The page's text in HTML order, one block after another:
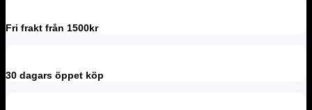
Fri frakt från 1500kr
30 dagars öppet köp